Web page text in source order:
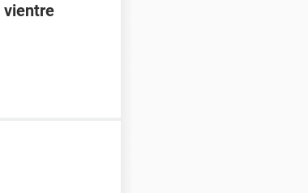
vientre